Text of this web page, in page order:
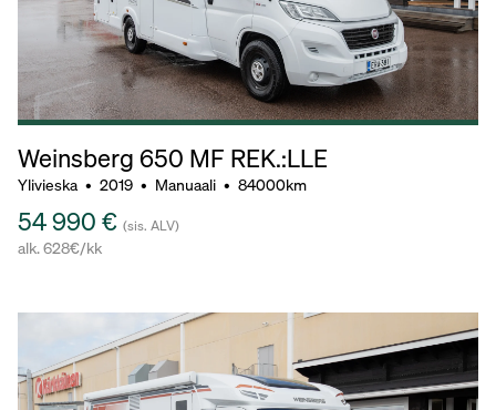
Weinsberg 650 MF REK.:LLE
Ylivieska • 2019 • Manuaali • 84000km
54 990 € (sis. ALV)
alk. 628€/kk